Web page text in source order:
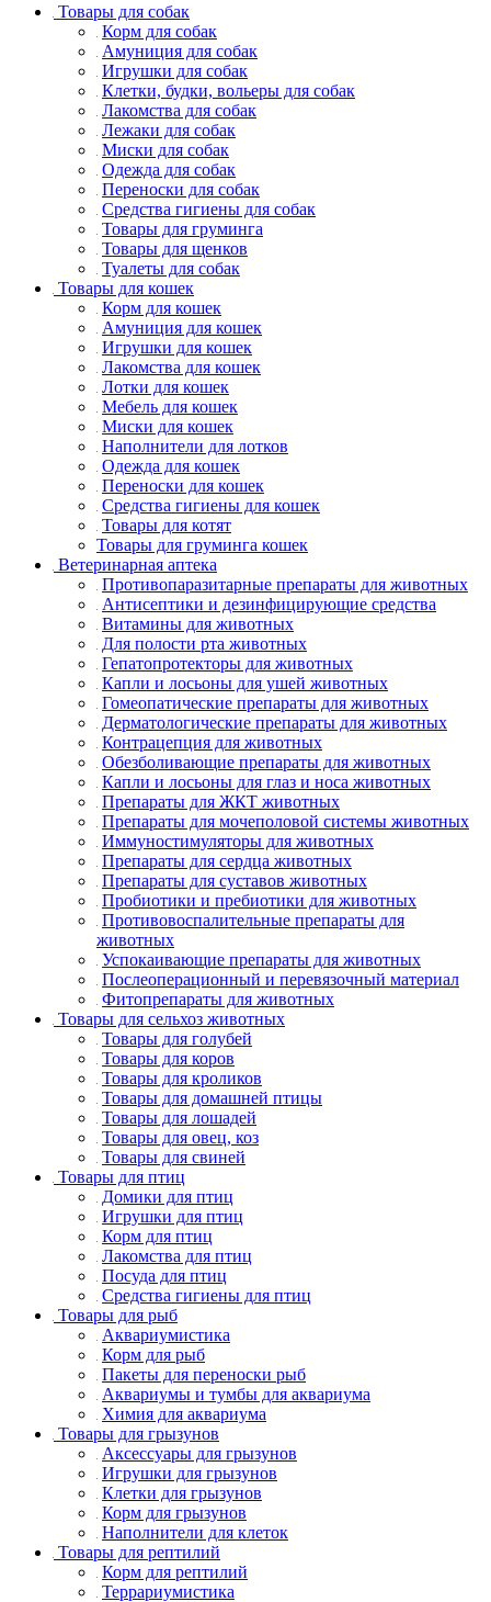
Товары для собак
Корм для собак
Амуниция для собак
Игрушки для собак
Клетки, будки, вольеры для собак
Лакомства для собак
Лежаки для собак
Миски для собак
Одежда для собак
Переноски для собак
Средства гигиены для собак
Товары для груминга
Товары для щенков
Туалеты для собак
Товары для кошек
Корм для кошек
Амуниция для кошек
Игрушки для кошек
Лакомства для кошек
Лотки для кошек
Мебель для кошек
Миски для кошек
Наполнители для лотков
Одежда для кошек
Переноски для кошек
Средства гигиены для кошек
Товары для котят
Товары для груминга кошек
Ветеринарная аптека
Противопаразитарные препараты для животных
Антисептики и дезинфицирующие средства
Витамины для животных
Для полости рта животных
Гепатопротекторы для животных
Капли и лосьоны для ушей животных
Гомеопатические препараты для животных
Дерматологические препараты для животных
Контрацепция для животных
Обезболивающие препараты для животных
Капли и лосьоны для глаз и носа животных
Препараты для ЖКТ животных
Препараты для мочеполовой системы животных
Иммуностимуляторы для животных
Препараты для сердца животных
Препараты для суставов животных
Пробиотики и пребиотики для животных
Противовоспалительные препараты для
животных
Успокаивающие препараты для животных
Послеоперационный и перевязочный материал
Фитопрепараты для животных
Товары для сельхоз животных
Товары для голубей
Товары для коров
Товары для кроликов
Товары для домашней птицы
Товары для лошадей
Товары для овец, коз
Товары для свиней
Товары для птиц
Домики для птиц
Игрушки для птиц
Корм для птиц
Лакомства для птиц
Посуда для птиц
Средства гигиены для птиц
Товары для рыб
Аквариумистика
Корм для рыб
Пакеты для переноски рыб
Аквариумы и тумбы для аквариума
Химия для аквариума
Товары для грызунов
Аксессуары для грызунов
Игрушки для грызунов
Клетки для грызунов
Корм для грызунов
Наполнители для клеток
Товары для рептилий
Корм для рептилий
Террариумистика